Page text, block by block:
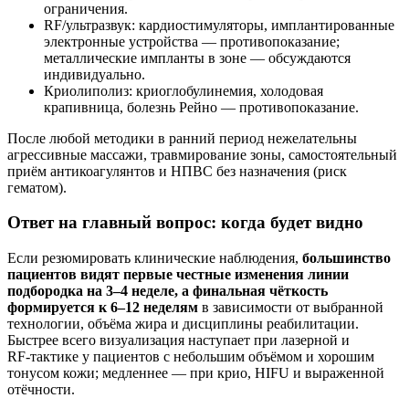
ограничения.
RF/ультразвук: кардиостимуляторы, имплантированные
электронные устройства — противопоказание;
металлические импланты в зоне — обсуждаются
индивидуально.
Криолиполиз: криоглобулинемия, холодовая
крапивница, болезнь Рейно — противопоказание.
После любой методики в ранний период нежелательны
агрессивные массажи, травмирование зоны, самостоятельный
приём антикоагулянтов и НПВС без назначения (риск
гематом).
Ответ на главный вопрос: когда будет видно
Если резюмировать клинические наблюдения, большинство
пациентов видят первые честные изменения линии
подбородка на 3–4 неделе, а финальная чёткость
формируется к 6–12 неделям в зависимости от выбранной
технологии, объёма жира и дисциплины реабилитации.
Быстрее всего визуализация наступает при лазерной и
RF‑тактике у пациентов с небольшим объёмом и хорошим
тонусом кожи; медленнее — при крио, HIFU и выраженной
отёчности.